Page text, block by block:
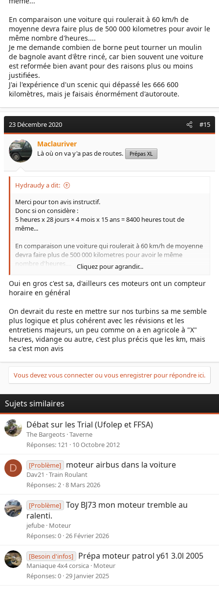
En comparaison une voiture qui roulerait à 60 km/h de
moyenne devra faire plus de 500 000 kilometres pour avoir le
même nombre d'heures....
Je me demande combien de borne peut tourner un moulin
de bagnole avant d'être rincé, car bien souvent une voiture
est reformée bien avant pour des raisons plus ou moins
justifiées.
J'ai l'expérience d'un scenic qui dépassé les 666 600
kilomètres, mais je faisais énormément d'autoroute.
23 Décembre 2020 #15
Maclauriver
Là où on va y'a pas de routes. Prépas XL
Hydraudy a dit:
Merci pour ton avis instructif.
Donc si on considère :
5 heures x 28 jours × 4 mois x 15 ans = 8400 heures tout de
même...
En comparaison une voiture qui roulerait à 60 km/h de moyenne
devra faire plus de 500 000 kilometres pour avoir le même
nombre d'heures....
Je me demande combien de borne peut tourner un moulin de
bagnole avant d'être rincé, car bien souvent une voiture est
reformée bien avant pour des raisons plus ou moins justifiées.
J'ai l'expérience d'un scenic qui dépassé les 666 600 kilomètres,
mais je faisais énormément d'autoroute.
Cliquez pour agrandir...
Oui en gros c'est sa, d'ailleurs ces moteurs ont un compteur
horaire en général
On devrait du reste en mettre sur nos turbins sa me semble
plus logique et plus cohérent avec les révisions et les
entretiens majeurs, un peu comme on a en agricole à "X"
heures, vidange ou autre, c'est plus précis que les km, mais
sa c'est mon avis
Vous devez vous connecter ou vous enregistrer pour répondre ici.
Sujets similaires
Débat sur les Trial (Ufolep et FFSA)
The Bargeots Taverne
Réponses 121 10 Octobre 2012
D [Problème] moteur airbus dans la voiture
Dav21
Train Roulant
Réponses 2 8 Mars 2026
[Problème] Toy BJ73 mon moteur tremble au
ralenti.
jefube Moteur
Réponses 0 26 Février 2026
[Besoin d'infos] Prépa moteur patrol y61 3.0l 2005
Maniaque 4x4 corsica Moteur
Réponses 0 29 Janvier 2025